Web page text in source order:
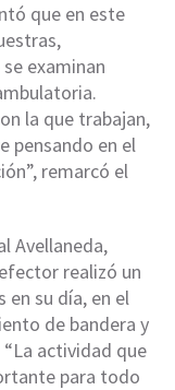
que en este
examinan
la que trabajan,
pensando en el
remarcó el
Avellaneda,
realizó un
en su día, en el
de bandera y
actividad que
para todo